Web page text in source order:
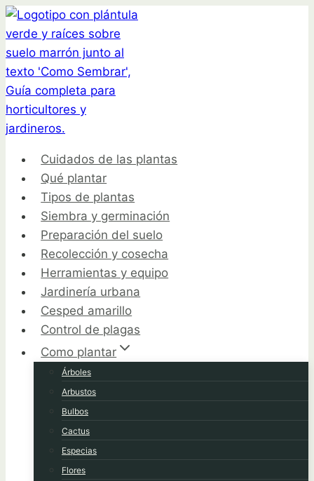
Saltar
al
contenido
Cuidados de las plantas
Qué plantar
Tipos de plantas
Siembra y germinación
Preparación del suelo
Recolección y cosecha
Herramientas y equipo
Jardinería urbana
Cesped amarillo
Control de plagas
Como plantar
Árboles
Arbustos
Bulbos
Cactus
Especias
Flores